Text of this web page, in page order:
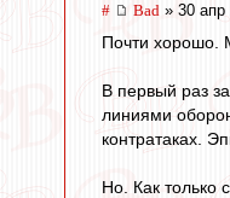
# Bad » 30 апр
Почти хорошо.
В первый раз
линиями
контратаках.
Но. Как только